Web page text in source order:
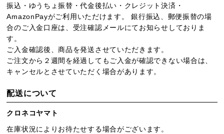
振込・ゆうちょ振替・代金後払い・クレジット決済・
AmazonPayがご利用いただけます。 銀行振込、郵便振替の場
合のご入金口座は、受注確認メールにてお知らせしておりま
す。
ご入金確認後、商品を発送させていただきます。
ご注文から２週間を経過してもご入金が確認できない場合は、
キャンセルとさせていただく場合があります。
配送について
クロネコヤマト
在庫状況によりお待たせする場合がございます。